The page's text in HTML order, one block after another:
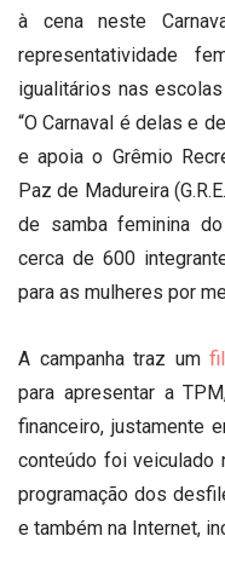
à cena neste
representatividade
igualitários nas
“O Carnaval é delas e
e apoia o Grêmio
Paz de Madureira
de samba feminina
cerca de 600
para as mulheres por
A campanha traz um
para apresentar a
financeiro, justamente
conteúdo foi veiculado
programação dos
e também na Internet,